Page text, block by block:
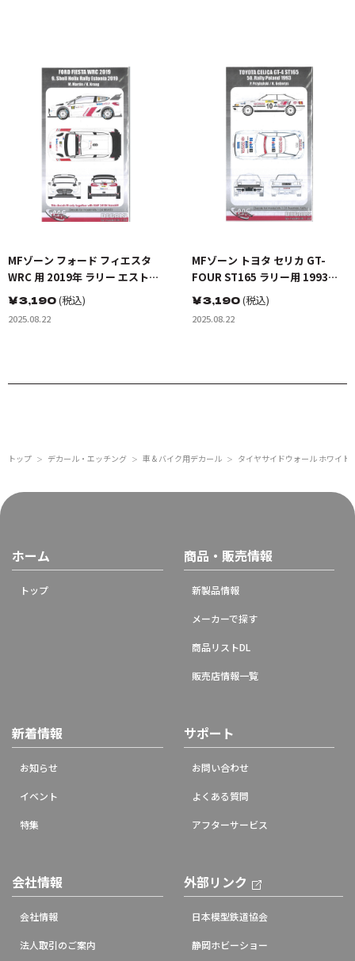
MFゾーン フォード フィエスタ
WRC 用 2019年 ラリー エストニ
ア デカールセット デカール
￥3,190(税込)
2025.08.22
MFゾーン トヨタ セリカ GT-
FOUR ST165 ラリー用 1993年
ラリー ポーランド デカールセッ
ト デカール
￥3,190(税込)
2025.08.22
トップ ＞ デカール・エッチング ＞ 車 & バイク用デカール ＞ タイヤサイドウォール ホワイ
ホーム
トップ
商品・販売情報
新製品情報
メーカーで探す
商品リストDL
販売店情報一覧
新着情報
お知らせ
イベント
特集
サポート
お問い合わせ
よくある質問
アフターサービス
会社情報
会社情報
法人取引のご案内
外部リンク
日本模型鉄道協会
静岡ホビーショー